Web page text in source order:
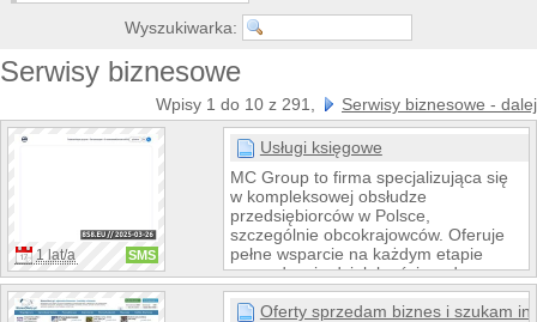
Wyszukiwarka:
Serwisy biznesowe
Wpisy 1 do 10 z 291, Serwisy biznesowe - dalej
1 lat/a SMS
Usługi księgowe
MC Group to firma specjalizująca się
w kompleksowej obsłudze
przedsiębiorców w Polsce,
szczególnie obcokrajowców. Oferuje
pełne wsparcie na każdym etapie
prowadzenia działalności – od
rejestracji firmy, przez legalizację
pobytu i pracy, aż po profesjonalne
Oferty sprzedam biznes i szukam